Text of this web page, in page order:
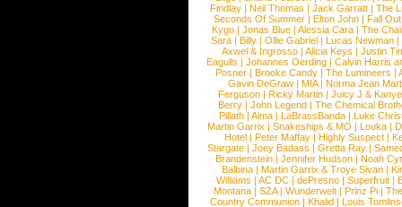
Findlay |Neil Thomas |Jack Garratt |The
Seconds Of Summer |Elton John |Fall
Kygo |Jonas Blue |Alessia Cara |The
Sara |Billy |Ollie Gabriel |Lucas Newman |
Axwel & Ingrosso | Alicia Keys | Justin
Eagulls |Johannes Oerding |Calvin Harris
Posner |Brooke Candy |The Lumineers |
Gavin DeGraw | MIA| Norma Jean
Ferguson | Ricky Martin | Juicy J &
Berry | John Legend | The Chemical
Pillath |Alma |LaBrassBanda |Luke
Martin Garrix | Snakeships & MO | Louka |
Hotel | Peter Maffay | Highly Suspect |
Stargate |Joey Badass |Gretta Ray |
Brandenstein |Jennifer Hudson |Noah
Balbina | Martin Garrix & Troye Sivan |
Williams |AC DC |dePresno |Superfruit |
Montana |SZA|Wunderwelt |Prinz Pi |
Country Communion | Khalid | Louis